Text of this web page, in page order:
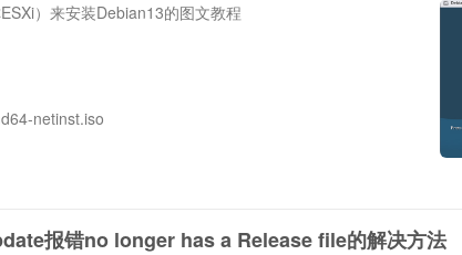
）来安装Debian13的图文教程
netinst.iso
报错no longer has a Release file的解决方法